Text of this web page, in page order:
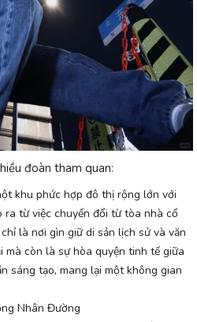
đoàn tham quan:
khu phức hợp đô thị rộng lớn với
ra từ việc chuyển đổi từ tòa nhà cổ
là nơi gìn giữ di sản lịch sử và văn
mà còn là sự hòa quyện tinh tế giữa
sáng tạo, mang lại một không gian
Nhân Đường